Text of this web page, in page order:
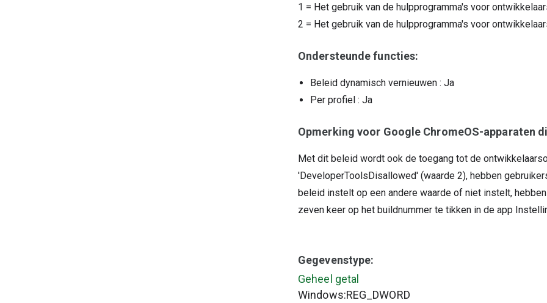
1 = Het gebruik van de hulpprogramma's voor
2 = Het gebruik van de hulpprogramma's voor
Ondersteunde functies:
Beleid dynamisch vernieuwen : Ja
Per profiel : Ja
Opmerking voor Google ChromeOS-apparaten
Met dit beleid wordt ook de toegang tot de
'DeveloperToolsDisallowed' (waarde 2), hebben
beleid instelt op een andere waarde of niet instelt,
zeven keer op het buildnummer te tikken in de app
Gegevenstype:
Geheel getal
Windows:REG_DWORD